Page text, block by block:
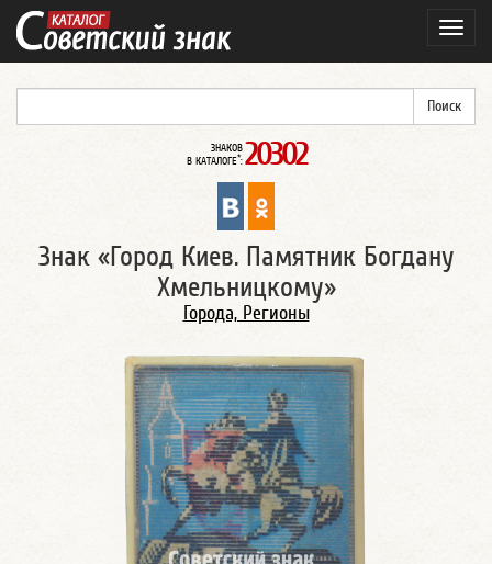
ЗНАКОВ
В КАТАЛОГЕ*: 20302
Знак «Город Киев. Памятник Богдану
Хмельницкому»
Города, Регионы